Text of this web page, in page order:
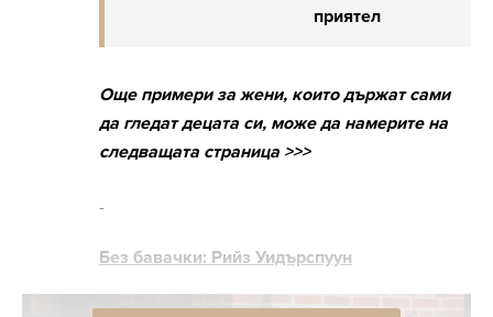
приятел
Още примери за жени, които държат сами
да гледат децата си, може да намерите на
следващата страница >>>
-
Без бавачки: Рийз Уидърспуун